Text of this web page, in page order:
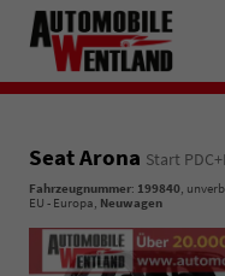
Seat Arona Start
Fahrzeugnummer: 199840,
EU - Europa, Neuwagen